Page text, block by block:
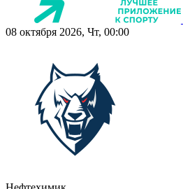
08 октября 2026, Чт, 00:00